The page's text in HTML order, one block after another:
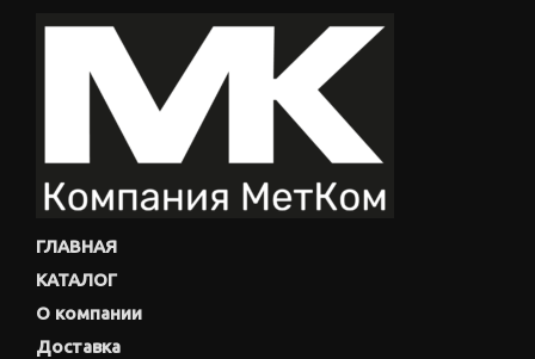
ГЛАВНАЯ
КАТАЛОГ
О компании
Доставка